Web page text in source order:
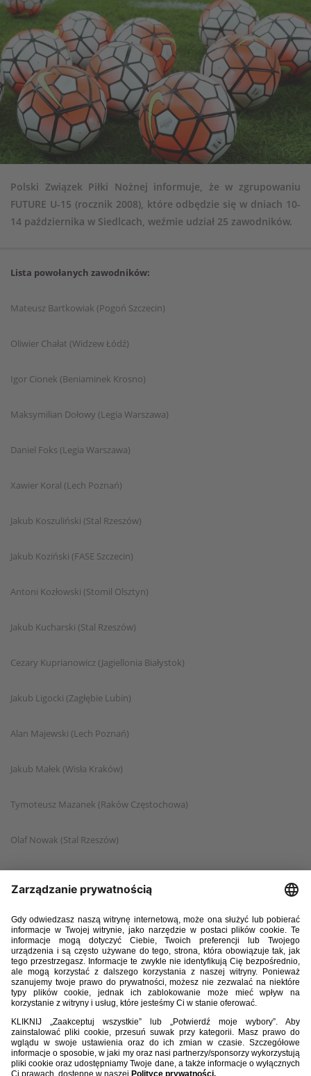
Polski Związek Piłki Nożnej informuje, że w zgrupowaniu
FUTURE U-15 (rocznik 2008), które odbędzie się w dniach 10-
14 października w Siedlcach, weźmie udział 25 zawodników.
Lista powołanych zawodników:
Mateusz Bartkowiak (Pogoń Szczecin)
Oliwier Chałat (Widzew Łódź)
Igor Cionek (Beniaminek Krosno)
Maksymilian Dołowy (Legia Warszawa)
Daniel Foks (Legia Warszawa)
Xawier Koral (Lech Poznań)
Jakub Koszuliński (Stal Rzeszów)
Jakub Koziński (FASE Szczecin)
Antoni Kozłowski (Stomil Olsztyn)
Jakub Kucharski (Stal Rzeszów)
Cezary Kuprianowicz (Jagiellonia Białystok)
Jakub Ligocki (Zagłębie Lubin)
Alan Majewski (Lech Poznań)
Jakub Małek (Wisła Kraków)
Tymoteusz Mazanek (Raków Częstochowa)
Olaf Nowak (Stal Rzeszów)
Krystian Rostek (Śląsk Wrocław)
Adrian Socha (Korona Kielce)
Maksymilian Sypniewski (AKS SMS Łódź)
Jan Szcześniak (Escola Varsovia)